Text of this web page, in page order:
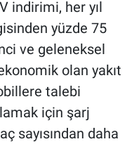
indirimi, her yıl
yüzde 75
ve geleneksel
olan yakıt
talebi
için şarj
sayısından daha